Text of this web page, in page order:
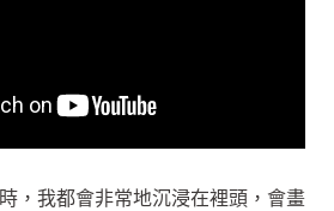
，我都會非常地沉浸在裡頭，會畫